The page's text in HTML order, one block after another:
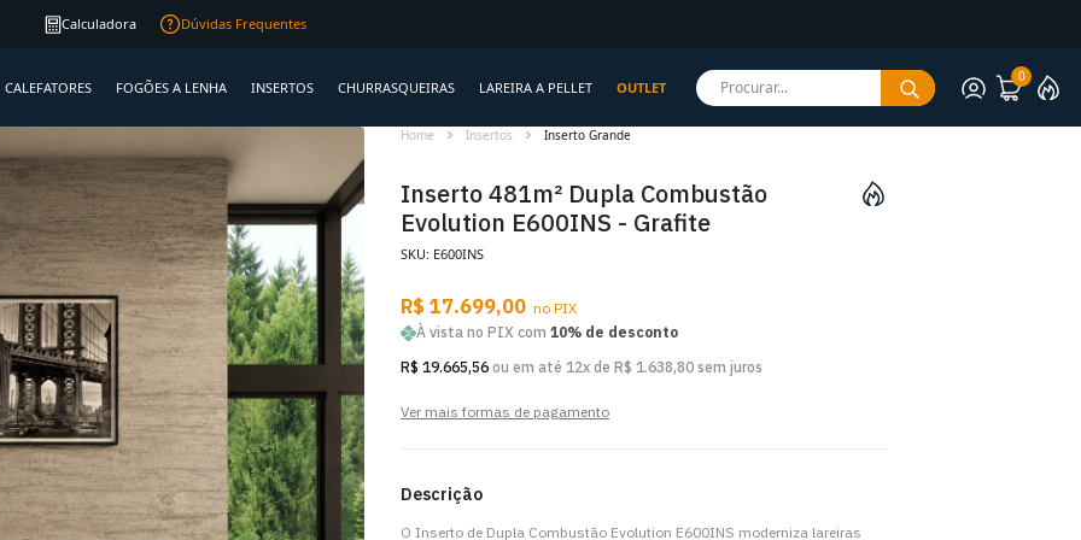
Qualidade garantida
Calculadora Dúvidas Frequentes
CALEFATORES FOGÕES A LENHA INSERTOS CHURRASQUEIRAS LAREIRA A PELLET OUTLET Procurar...
0
Home Insertos Inserto Grande
Inserto 481m² Dupla Combustão
Evolution E600INS - Grafite
SKU: E600INS
R$ 17.699,00 no PIX
À vista no PIX com 10% de desconto
R$ 19.665,56 ou em até 12x de R$ 1.638,80 sem juros
Ver mais formas de pagamento
Descrição
O Inserto de Dupla Combustão Evolution E600INS moderniza lareiras